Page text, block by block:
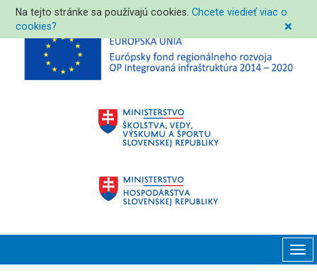
Na tejto stránke sa používajú cookies.Chcete viedieť viac o
cookies?
❌